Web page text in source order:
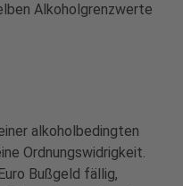
Alkoholgrenzwerte
alkoholbedingten
Ordnungswidrigkeit.
Bußgeld fällig,